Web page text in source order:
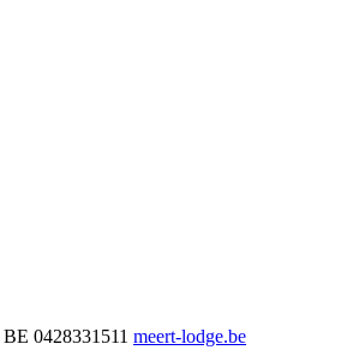
BE 0428331511 meert-lodge.be